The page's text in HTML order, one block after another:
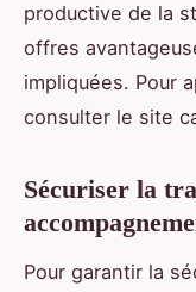
productive de la
offres
impliquées. Pour
consulter le site
Sécuriser la
Pour garantir la